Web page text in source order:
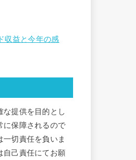
収益と今年の感
な提供を目的とし
に保障されるので
一切責任を負いま
自己責任にてお願